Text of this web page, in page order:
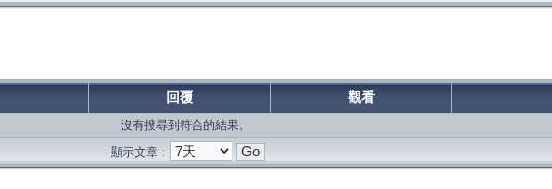
回覆 觀看
沒有搜尋到符合的結果。
顯示文章 :